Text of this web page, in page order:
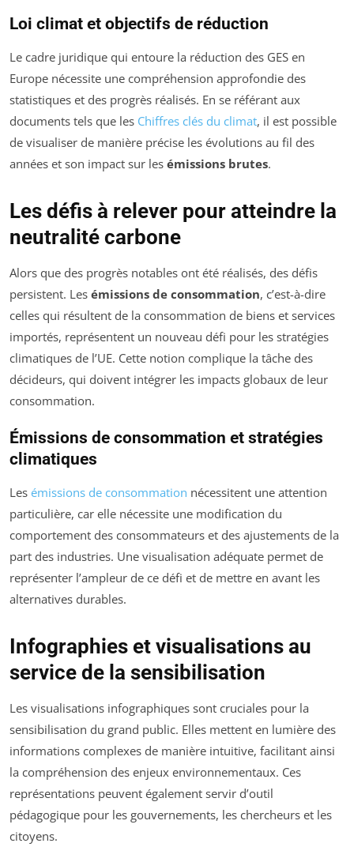
Loi climat et objectifs de réduction
Le cadre juridique qui entoure la réduction des GES en
Europe nécessite une compréhension approfondie des
statistiques et des progrès réalisés. En se référant aux
documents tels que les Chiffres clés du climat, il est possible
de visualiser de manière précise les évolutions au fil des
années et son impact sur les émissions brutes.
Les défis à relever pour atteindre la
neutralité carbone
Alors que des progrès notables ont été réalisés, des défis
persistent. Les émissions de consommation, c’est-à-dire
celles qui résultent de la consommation de biens et services
importés, représentent un nouveau défi pour les stratégies
climatiques de l’UE. Cette notion complique la tâche des
décideurs, qui doivent intégrer les impacts globaux de leur
consommation.
Émissions de consommation et stratégies
climatiques
Les émissions de consommation nécessitent une attention
particulière, car elle nécessite une modification du
comportement des consommateurs et des ajustements de la
part des industries. Une visualisation adéquate permet de
représenter l’ampleur de ce défi et de mettre en avant les
alternatives durables.
Infographies et visualisations au
service de la sensibilisation
Les visualisations infographiques sont cruciales pour la
sensibilisation du grand public. Elles mettent en lumière des
informations complexes de manière intuitive, facilitant ainsi
la compréhension des enjeux environnementaux. Ces
représentations peuvent également servir d’outil
pédagogique pour les gouvernements, les chercheurs et les
citoyens.